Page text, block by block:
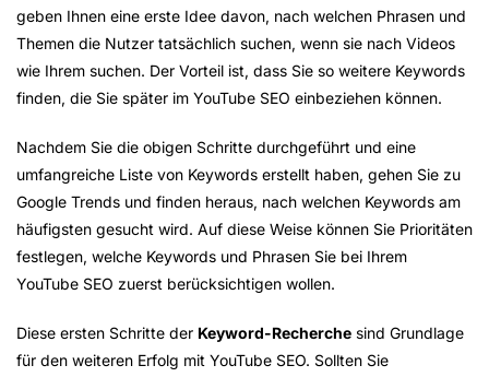
geben Ihnen eine erste Idee davon, nach welchen Phrasen und
Themen die Nutzer tatsächlich suchen, wenn sie nach Videos
wie Ihrem suchen. Der Vorteil ist, dass Sie so weitere Keywords
finden, die Sie später im YouTube SEO einbeziehen können.
Nachdem Sie die obigen Schritte durchgeführt und eine
umfangreiche Liste von Keywords erstellt haben, gehen Sie zu
Google Trends und finden heraus, nach welchen Keywords am
häufigsten gesucht wird. Auf diese Weise können Sie Prioritäten
festlegen, welche Keywords und Phrasen Sie bei Ihrem
YouTube SEO zuerst berücksichtigen wollen.
Diese ersten Schritte der Keyword-Recherche sind Grundlage
für den weiteren Erfolg mit YouTube SEO. Sollten Sie